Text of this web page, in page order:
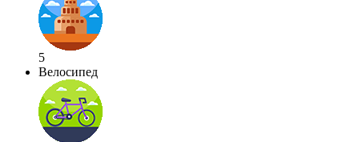
5
Велосипед